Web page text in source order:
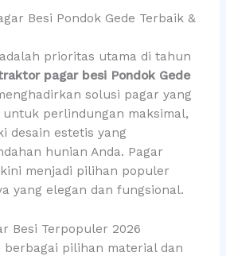
Besi Pondok Gede Terbaik &
prioritas utama di tahun
pagar besi Pondok Gede
solusi pagar yang
perlindungan maksimal,
desain estetis yang
hunian Anda. Pagar
menjadi pilihan populer
yang elegan dan fungsional.
Besi Terpopuler 2026
berbagai pilihan material dan